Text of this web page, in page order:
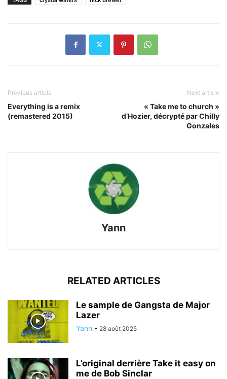
Previous article
Everything is a remix
(remastered 2015)
Next article
« Take me to church »
d’Hozier, décrypté par Chilly
Gonzales
Yann
RELATED ARTICLES
Le sample de Gangsta de Major
Lazer
Yann - 28 août 2025
L’original derrière Take it easy on
me de Bob Sinclar